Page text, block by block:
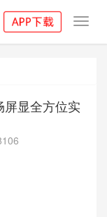
显全方位实